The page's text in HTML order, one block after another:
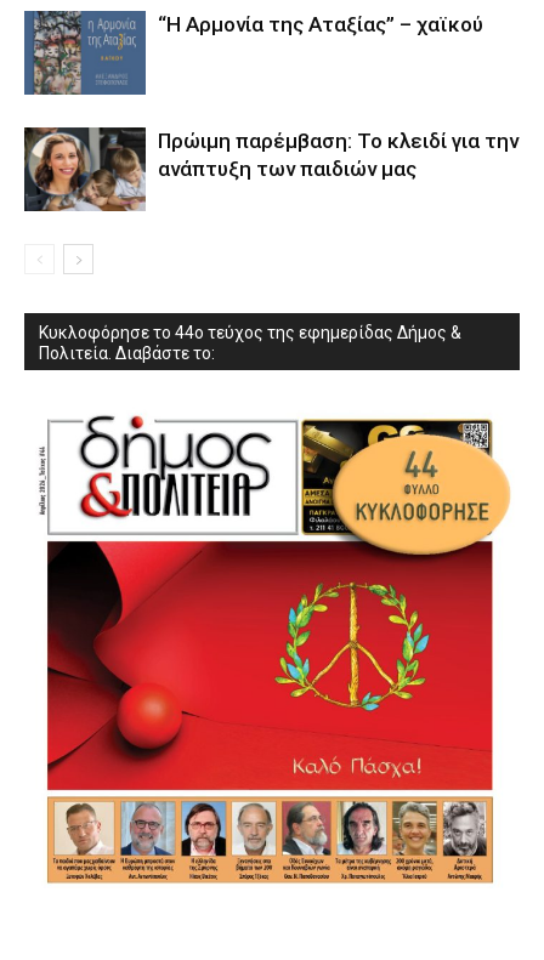
“Η Αρμονία της Αταξίας” – χαϊκού
Πρώιμη παρέμβαση: Το κλειδί για την
ανάπτυξη των παιδιών µας
Κυκλοφόρησε το 44ο τεύχος της εφημερίδας Δήμος &
Πολιτεία. Διαβάστε το: